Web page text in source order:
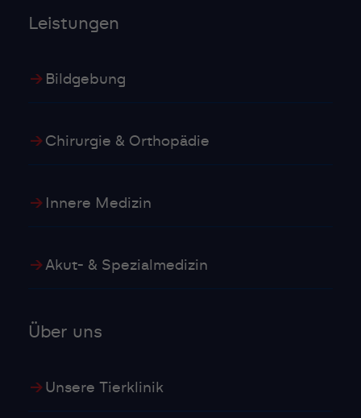
Leistungen
Bildgebung
Chirurgie & Orthopädie
Innere Medizin
Akut- & Spezialmedizin
Über uns
Unsere Tierklinik